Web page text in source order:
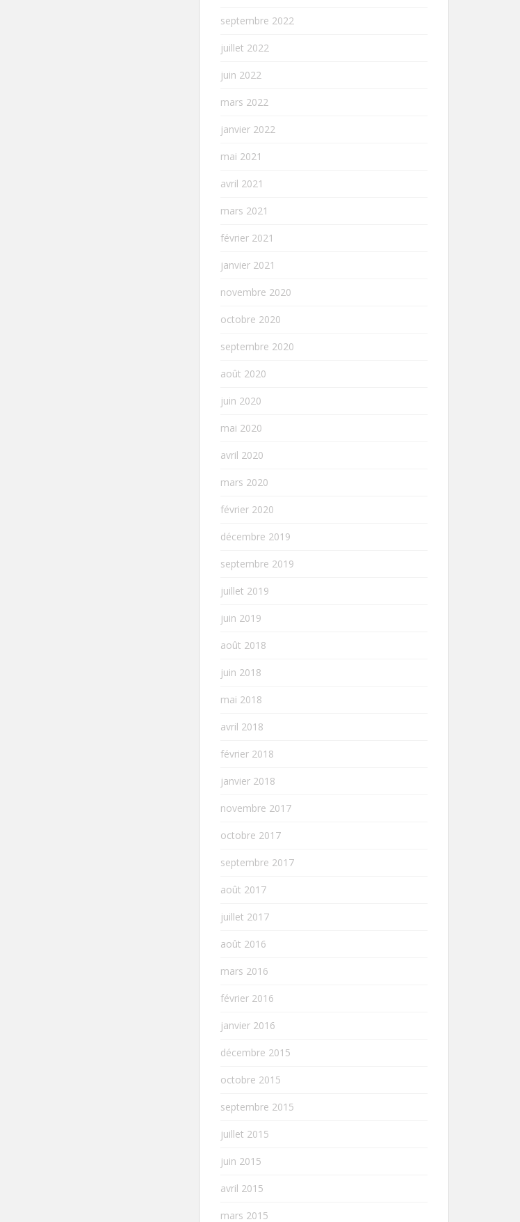
septembre 2022
juillet 2022
juin 2022
mars 2022
janvier 2022
mai 2021
avril 2021
mars 2021
février 2021
janvier 2021
novembre 2020
octobre 2020
septembre 2020
août 2020
juin 2020
mai 2020
avril 2020
mars 2020
février 2020
décembre 2019
septembre 2019
juillet 2019
juin 2019
août 2018
juin 2018
mai 2018
avril 2018
février 2018
janvier 2018
novembre 2017
octobre 2017
septembre 2017
août 2017
juillet 2017
août 2016
mars 2016
février 2016
janvier 2016
décembre 2015
octobre 2015
septembre 2015
juillet 2015
juin 2015
avril 2015
mars 2015